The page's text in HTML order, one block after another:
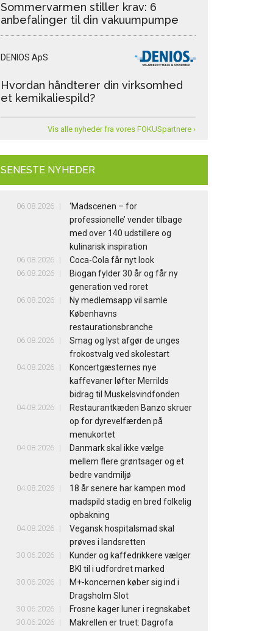
Sommervarmen stiller krav: 6
anbefalinger til din vakuumpumpe
DENIOS ApS
Hvordan håndterer din virksomhed
et kemikaliespild?
Vis alle nyheder fra vores FOKUSpartnere ›
SENESTE NYHEDER
06.08.2026
‘Madscenen – for
professionelle’ vender tilbage
med over 140 udstillere og
kulinarisk inspiration
06.08.2026 Coca-Cola får nyt look
06.08.2026
Biogan fylder 30 år og får ny
generation ved roret
06.08.2026
Ny medlemsapp vil samle
Københavns
restaurationsbranche
06.08.2026
Smag og lyst afgør de unges
frokostvalg ved skolestart
04.08.2026
Koncertgæsternes nye
kaffevaner løfter Merrilds
bidrag til Muskelsvindfonden
04.08.2026
Restaurantkæden Banzo skruer
op for dyrevelfærden på
menukortet
04.08.2026
Danmark skal ikke vælge
mellem flere grøntsager og et
bedre vandmiljø
04.08.2026
18 år senere har kampen mod
madspild stadig en bred folkelig
opbakning
04.08.2026
Vegansk hospitalsmad skal
prøves i landsretten
30.06.2026
Kunder og kaffedrikkere vælger
BKI til i udfordret marked
30.06.2026
M+-koncernen køber sig ind i
Dragsholm Slot
30.06.2026 Frosne kager luner i regnskabet
30.06.2026 Makrellen er truet: Dagrofa